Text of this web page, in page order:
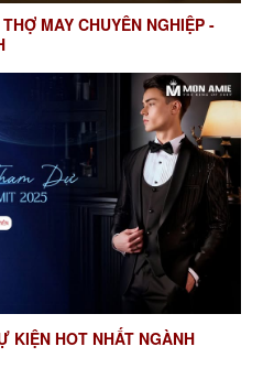
MAY CHUYÊN NGHIỆP -
KIỆN HOT NHẤT NGÀNH